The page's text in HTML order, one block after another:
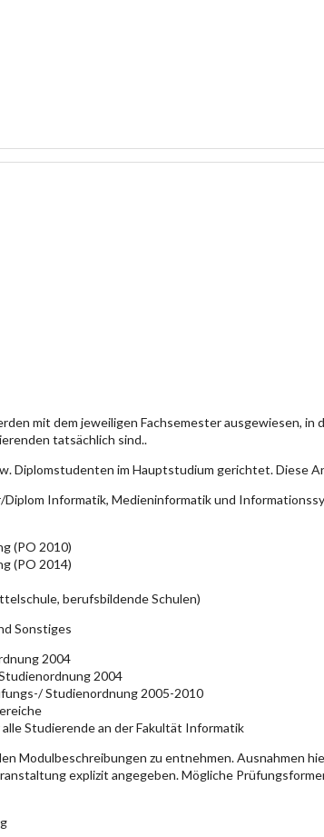
mit dem jeweiligen Fachsemester ausgewiesen,
tatsächlich sind..
Diplomstudenten im Hauptstudium gerichtet.
Informatik, Medieninformatik und
(PO 2010)
(PO 2014)
berufsbildende Schulen)
Sonstiges
2004
2004
Studienordnung 2005-2010
Studierende an der Fakultät Informatik
Modulbeschreibungen zu entnehmen. Ausnahmen
explizit angegeben. Mögliche